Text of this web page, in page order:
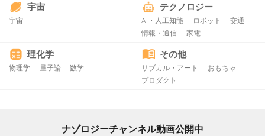
宇宙
宇宙
テクノロジー
AI・人工知能 ロボット
交通
情報・通信
家電
理化学
物理学 量子論 数学
その他
サブカル・アート
おもちゃ
プロダクト
ナゾロジーチャンネル動画公開中